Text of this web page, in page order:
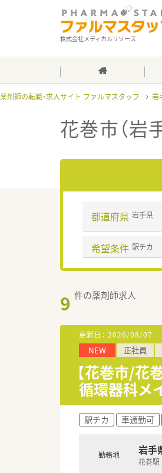
株式会社メディカルリソース
薬剤師の転職・求人サイト ファルマスタッフ 岩
花巻市（岩
都道府県 岩手県
希望条件 駅チカ
9 件の薬剤師求人
更新日： 2026/08/07
NEW 正社員
【花巻市/花
循環器科メ
駅チカ 車通勤可
勤務地 岩手
花巻駅